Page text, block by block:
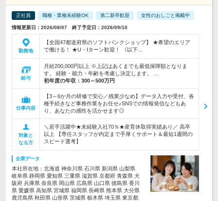
正社員 職種・業種未経験OK 第二新卒歓迎 女性のおしごと掲載中
情報更新日：2026/08/07 終了予定日：2026/09/10
勤務地
【全国47都道府県のソフトバンクショップ】 ★希望のエリア
で働ける！ ★U・Iターン歓迎！ 《以下…
給与
月給200,000円以上 ※上記はあくまでも最低保障額となりま
す。 経験・能力・年齢を考慮し決定します。 …
初年度の年収： 300～500万円
仕事内容
【3～6か月の研修で安心／残業少なめ】データ入力や受付、各
種手続きなど事務作業をお任せ♪SNSでの情報発信などもあ
り、あなたの感性を活かせます◎
対象と
なる方
＼若手活躍中★未経験入社70％★産育休取得実績あり／ 高卒
以上 【専任スタッフが内定まで手厚くサポート＆最短1週間の
スピード選考】
企業データ
本社所在地：北海道 神奈川県 石川県 新潟県 山梨県
岐阜県 静岡県 愛知県 三重県 滋賀県 京都府 青森県 大
阪府 兵庫県 奈良県 岡山県 広島県 山口県 徳島県 香川
県 愛媛県 高知県 宮城県 福岡県 長崎県 熊本県 大分県
鹿児島県 秋田県 山形県 茨城県 栃木県 埼玉県 東京都